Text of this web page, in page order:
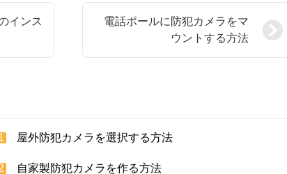
インス
電話ポールに防犯カメラをマ
ウントする方法
屋外防犯カメラを選択する方法
自家製防犯カメラを作る方法